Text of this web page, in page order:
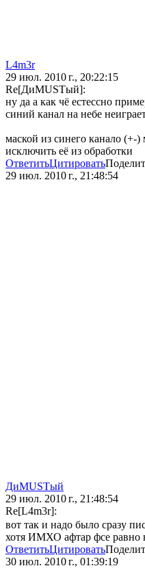
L4m3r
29 июл. 2010 г., 20:22:15
Re[ДиMUSTый]:
ну да а как чё естессно
синий канал на небе
маской из синего канало
исключить её из обработки
ОтветитьЦитировать
29 июл. 2010 г., 21:48:54
ДиMUSTый
29 июл. 2010 г., 21:48:54
Re[L4m3r]:
вот так и надо было сразу
хотя ИМХО афтар фсе равно
ОтветитьЦитировать
30 июл. 2010 г., 01:39:19